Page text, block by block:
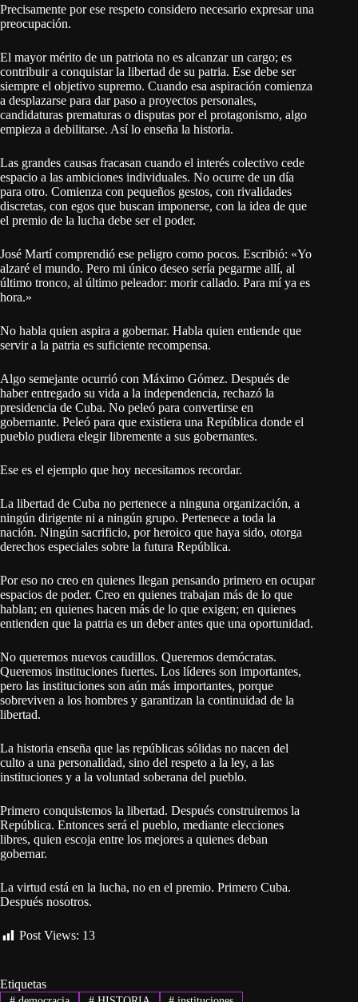
Precisamente por ese respeto considero necesario expresar una
preocupación.
El mayor mérito de un patriota no es alcanzar un cargo; es
contribuir a conquistar la libertad de su patria. Ese debe ser
siempre el objetivo supremo. Cuando esa aspiración comienza
a desplazarse para dar paso a proyectos personales,
candidaturas prematuras o disputas por el protagonismo, algo
empieza a debilitarse. Así lo enseña la historia.
Las grandes causas fracasan cuando el interés colectivo cede
espacio a las ambiciones individuales. No ocurre de un día
para otro. Comienza con pequeños gestos, con rivalidades
discretas, con egos que buscan imponerse, con la idea de que
el premio de la lucha debe ser el poder.
José Martí comprendió ese peligro como pocos. Escribió: «Yo
alzaré el mundo. Pero mi único deseo sería pegarme allí, al
último tronco, al último peleador: morir callado. Para mí ya es
hora.»
No habla quien aspira a gobernar. Habla quien entiende que
servir a la patria es suficiente recompensa.
Algo semejante ocurrió con Máximo Gómez. Después de
haber entregado su vida a la independencia, rechazó la
presidencia de Cuba. No peleó para convertirse en
gobernante. Peleó para que existiera una República donde el
pueblo pudiera elegir libremente a sus gobernantes.
Ese es el ejemplo que hoy necesitamos recordar.
La libertad de Cuba no pertenece a ninguna organización, a
ningún dirigente ni a ningún grupo. Pertenece a toda la
nación. Ningún sacrificio, por heroico que haya sido, otorga
derechos especiales sobre la futura República.
Por eso no creo en quienes llegan pensando primero en ocupar
espacios de poder. Creo en quienes trabajan más de lo que
hablan; en quienes hacen más de lo que exigen; en quienes
entienden que la patria es un deber antes que una oportunidad.
No queremos nuevos caudillos. Queremos demócratas.
Queremos instituciones fuertes. Los líderes son importantes,
pero las instituciones son aún más importantes, porque
sobreviven a los hombres y garantizan la continuidad de la
libertad.
La historia enseña que las repúblicas sólidas no nacen del
culto a una personalidad, sino del respeto a la ley, a las
instituciones y a la voluntad soberana del pueblo.
Primero conquistemos la libertad. Después construiremos la
República. Entonces será el pueblo, mediante elecciones
libres, quien escoja entre los mejores a quienes deban
gobernar.
La virtud está en la lucha, no en el premio. Primero Cuba.
Después nosotros.
Post Views: 13
Etiquetas